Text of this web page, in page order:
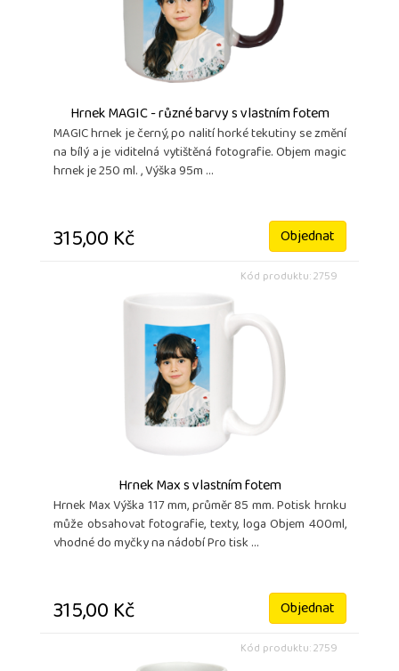
Hrnek MAGIC - různé barvy s vlastním fotem
MAGIC hrnek je černý, po nalití horké tekutiny se změní
na bílý a je viditelná vytištěná fotografie. Objem magic
hrnek je 250 ml. , Výška 95m ...
315,00 Kč Objednat
Kód produktu: 2759
Hrnek Max s vlastním fotem
Hrnek Max Výška 117 mm, průměr 85 mm. Potisk hrnku
může obsahovat fotografie, texty, loga Objem 400ml,
vhodné do myčky na nádobí Pro tisk ...
315,00 Kč Objednat
Kód produktu: 2759